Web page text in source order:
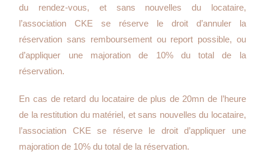
du rendez-vous, et sans nouvelles du locataire,
l’association CKE se réserve le droit d’annuler la
réservation sans remboursement ou report possible, ou
d’appliquer une majoration de 10% du total de la
réservation.
En cas de retard du locataire de plus de 20mn de l’heure
de la restitution du matériel, et sans nouvelles du locataire,
l’association CKE se réserve le droit d’appliquer une
majoration de 10% du total de la réservation.